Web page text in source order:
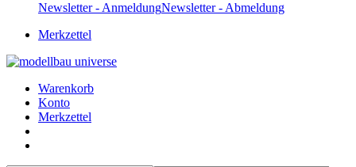
Newsletter - AnmeldungNewsletter - Abmeldung
Merkzettel
Warenkorb
Konto
Merkzettel